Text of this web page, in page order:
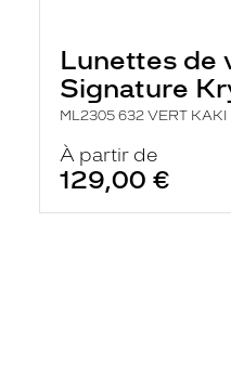
Lunettes de
Signature
ML2305 632 VERT
À partir de
129,00 €